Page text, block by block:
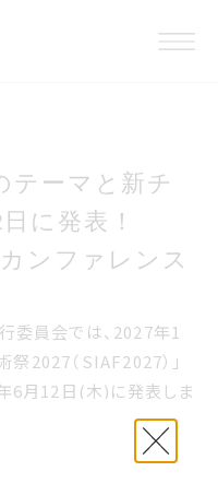
い2027のテー
をろくがつ12
キックオフカ
つ20日開催
テーマと新チ
に発表！
ンファレンス
委員会では、2027年1
2027（SIAF2027）」
6月12日(木)に発表しま
を掲げましたが、次回